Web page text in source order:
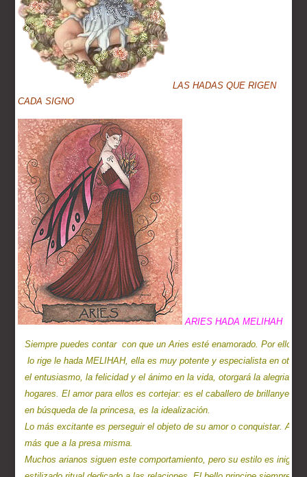
LASHADAS QUE RIGEN
CADA SIGNO
ARIES HADA MELIHAH
Siempre puedes contar con que un Aries esté enamorado. Por ello
lo rige le hada MELIHAH, ella es muy potente y especialista en
el entusiasmo, la felicidad y el ánimo en la vida, otorgará la alegria a
hogares. El amor para ellos es cortejar: es el caballero de brillanye
en búsqueda de la princesa, es la idealización.
Lo más excitante es perseguir el objeto de su amor o conquistar.
más que a la presa misma.
Muchos arianos siguen este comportamiento, pero su estilo es